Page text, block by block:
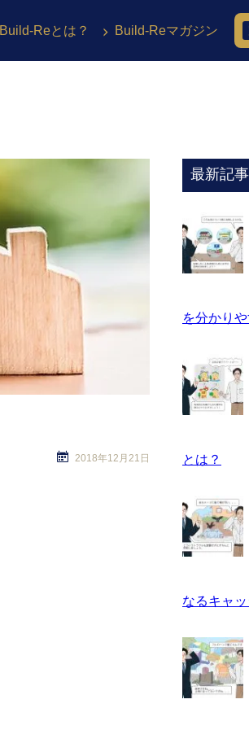
Build-Reとは？ Build-Reマガジン
2018年12月21日
最新記事
を分かり
とは？
なるキャ